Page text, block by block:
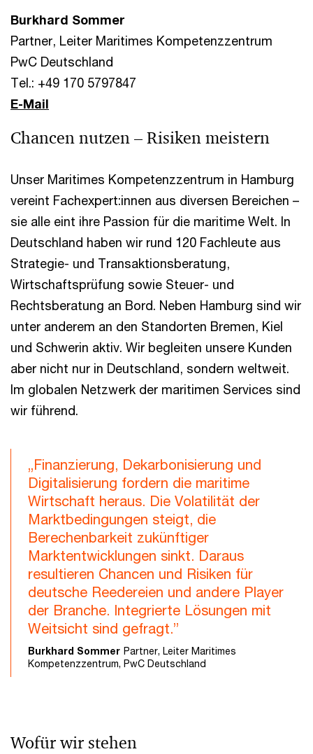
Burkhard Sommer
Partner, Leiter Maritimes Kompetenzzentrum
PwC Deutschland
Tel.: +49 170 5797847
E-Mail
Chancen nutzen – Risiken meistern
Unser Maritimes Kompetenzzentrum in Hamburg
vereint Fachexpert:innen aus diversen Bereichen –
sie alle eint ihre Passion für die maritime Welt. In
Deutschland haben wir rund 120 Fachleute aus
Strategie- und Transaktionsberatung,
Wirtschaftsprüfung sowie Steuer- und
Rechtsberatung an Bord. Neben Hamburg sind wir
unter anderem an den Standorten Bremen, Kiel
und Schwerin aktiv. Wir begleiten unsere Kunden
aber nicht nur in Deutschland, sondern weltweit.
Im globalen Netzwerk der maritimen Services sind
wir führend.
„Finanzierung, Dekarbonisierung und
Digitalisierung fordern die maritime
Wirtschaft heraus. Die Volatilität der
Marktbedingungen steigt, die
Berechenbarkeit zukünftiger
Marktentwicklungen sinkt. Daraus
resultieren Chancen und Risiken für
deutsche Reedereien und andere Player
der Branche. Integrierte Lösungen mit
Weitsicht sind gefragt.”
Burkhard Sommer Partner, Leiter Maritimes
Kompetenzzentrum, PwC Deutschland
Wofür wir stehen